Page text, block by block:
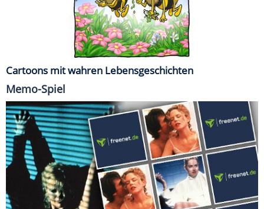
Cartoons mit wahren Lebensgeschichten
Memo-Spiel